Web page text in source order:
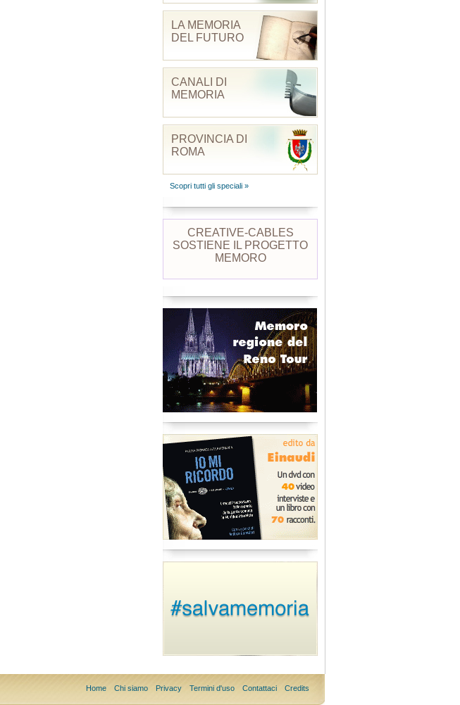
LA MEMORIA
DEL FUTURO
CANALI DI
MEMORIA
PROVINCIA DI
ROMA
Scopri tutti gli speciali »
CREATIVE-CABLES
SOSTIENE IL PROGETTO
MEMORO
Home Chi siamo Privacy Termini d'uso Contattaci Credits